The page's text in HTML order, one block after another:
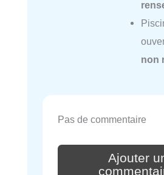
non
Pas de commentaire
Ajouter